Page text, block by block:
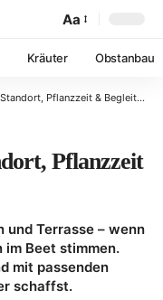
Aa
Kräuter Obstanbau
Pflanzzeit & Begleitpflanzen
Pflanzzeit
und Terrasse – wenn
Beet stimmen.
mit passenden
schaffst.